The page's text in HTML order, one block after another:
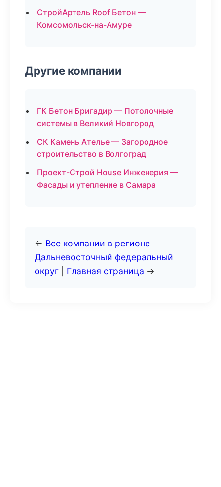
СтройАртель Roof Бетон —
Комсомольск-на-Амуре
Другие компании
ГК Бетон Бригадир — Потолочные
системы в Великий Новгород
СК Камень Ателье — Загородное
строительство в Волгоград
Проект-Строй House Инженерия —
Фасады и утепление в Самара
← Все компании в регионе
Дальневосточный федеральный
округ
Главная страница →